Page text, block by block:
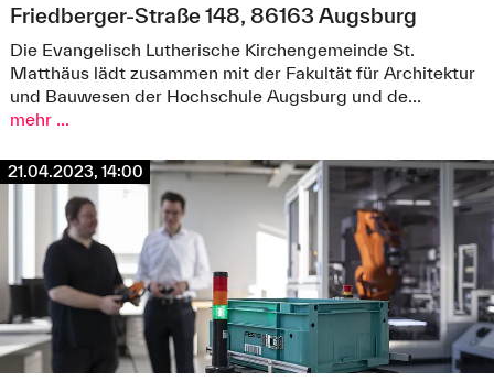
Friedberger-Straße 148, 86163 Augsburg
Die Evangelisch Lutherische Kirchengemeinde St.
Matthäus lädt zusammen mit der Fakultät für Architektur
und Bauwesen der Hochschule Augsburg und de...
mehr ...
21.04.2023, 14:00